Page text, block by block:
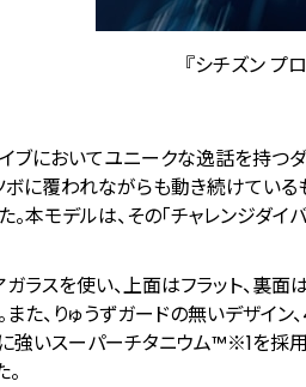
『シチズン プ
ブにおいてユニークな逸話を持つダ
ボに覆われながらも動き続けてい
。本モデルは、その「チャレンジダ
ガラスを使い、上面はフラット、裏
また、りゅうずガードの無いデザイ
強いスーパーチタニウム™※1を採